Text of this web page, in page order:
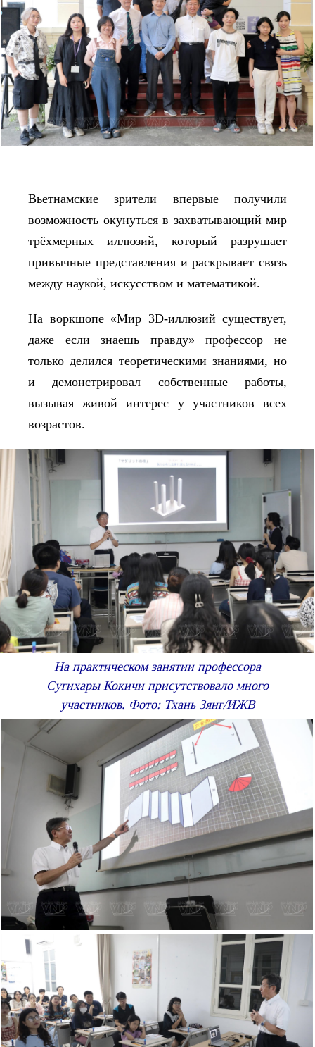
Вьетнамские зрители впервые получили
возможность окунуться в захватывающий мир
трёхмерных иллюзий, который разрушает
привычные представления и раскрывает связь
между наукой, искусством и математикой.
На воркшопе «Мир 3D-иллюзий существует,
даже если знаешь правду» профессор не
только делился теоретическими знаниями, но
и демонстрировал собственные работы,
вызывая живой интерес у участников всех
возрастов.
На практическом занятии профессора
Сугихары Кокичи присутствовало много
участников. Фото: Тхань Зянг/ИЖВ